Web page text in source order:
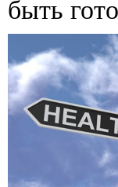
быть